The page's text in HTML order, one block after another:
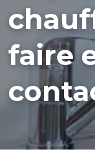
faire